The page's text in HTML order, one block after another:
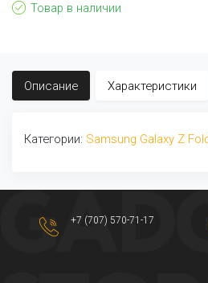
Товар в наличии
Описание Характеристики
Категории: Samsung Galaxy Z
+7 (707) 570-71-17